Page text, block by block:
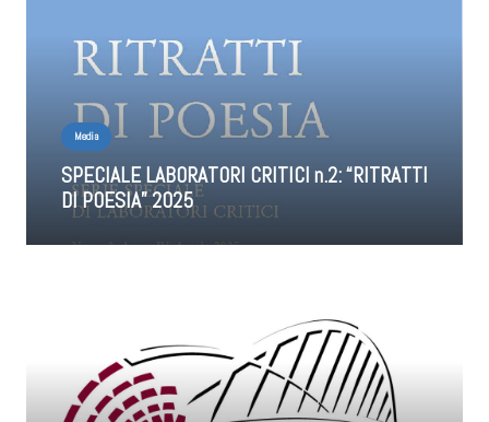
Media
SPECIALE LABORATORI CRITICI n.2: “RITRATTI
DI POESIA” 2025